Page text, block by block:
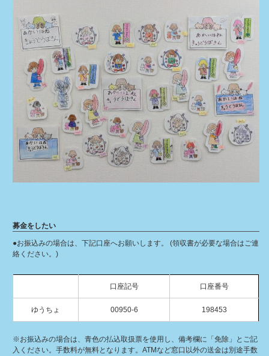
募金をしたい
●お振込みの場合は、下記口座へお願いします。 (領収書が必要な場合はご連
絡ください。)
口座記号 口座番号
ゆうちょ 00950-6 198453
※お振込みの場合は、青色の払込取扱票を使用し、備考欄に「免除」とご記
入ください。手数料が無料となります。ATMなど窓口以外の送金は別途手数